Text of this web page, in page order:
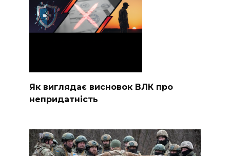
Як виглядає висновок ВЛК про
непридатність